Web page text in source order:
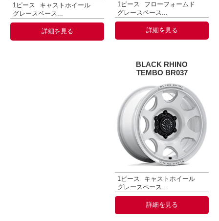
1ピース
キャストホイール
グレースペース...
詳細を見る
1ピース
フローフォームド
グレースペース...
詳細を見る
BLACK RHINO
TEMBO BR037
1ピース
キャストホイール
グレースペース...
詳細を見る